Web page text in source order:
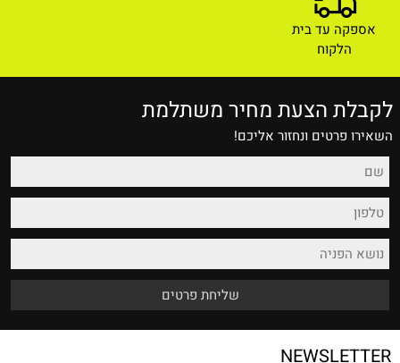
אספקה עד בית
הלקוח
לקבלת הצעת מחיר משתלמת
השאירו פרטים ונחזור אליכם!
NEWSLETTER